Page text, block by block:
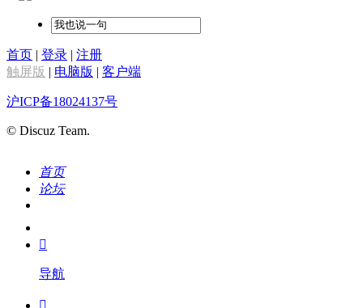
首页 | 登录 | 注册
触屏版 | 电脑版 | 客户端
沪ICP备18024137号
© Discuz Team.
首页
论坛
我的

导航
